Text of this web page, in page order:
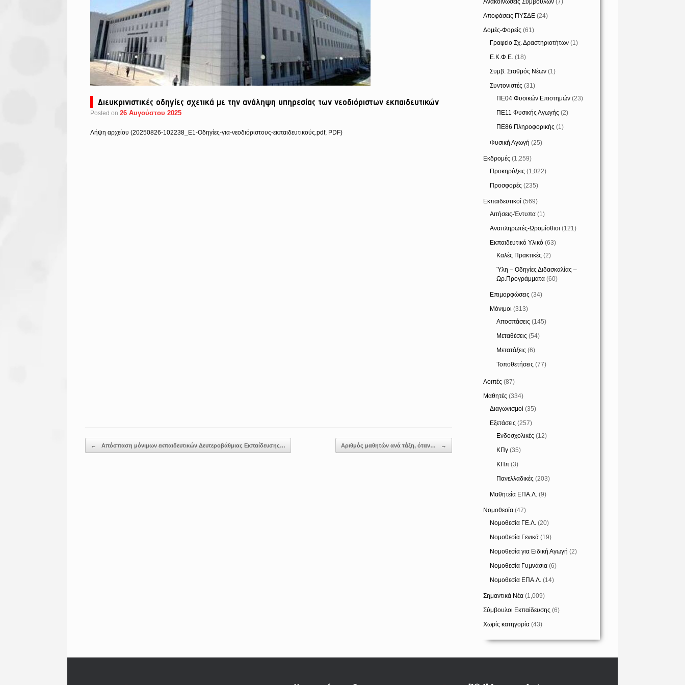
Διευκρινιστικές οδηγίες σχετικά με την ανάληψη υπηρεσίας των νεοδιόριστων εκπαιδευτικών
Posted on 26 Αυγούστου 2025
Λήψη αρχείου (20250826-102238_Ε1-Οδηγίες-για-νεοδιόριστους-εκπαιδευτικούς.pdf, PDF)
Post navigation
← Απόσπαση μόνιμων εκπαιδευτικών Δευτεροβάθμιας Εκπαίδευσης… Αριθμός μαθητών ανά τάξη, όταν… →
Ανακοινώσεις Συμβούλων (7)
Αποφάσεις ΠΥΣΔΕ (24)
Δομές-Φορείς (61)
Γραφείο Σχ. Δραστηριοτήτων (1)
Ε.Κ.Φ.Ε. (18)
Συμβ. Σταθμός Νέων (1)
Συντονιστές (31)
ΠΕ04 Φυσικών Επιστημών (23)
ΠΕ11 Φυσικής Αγωγής (2)
ΠΕ86 Πληροφορικής (1)
Φυσική Αγωγή (25)
Εκδρομές (1,259)
Προκηρύξεις (1,022)
Προσφορές (235)
Εκπαιδευτικοί (569)
Αιτήσεις-Έντυπα (1)
Αναπληρωτές-Ωρομίσθιοι (121)
Εκπαιδευτικό Υλικό (63)
Καλές Πρακτικές (2)
Ύλη – Οδηγίες Διδασκαλίας –
Ωρ.Προγράμματα (60)
Επιμορφώσεις (34)
Μόνιμοι (313)
Αποσπάσεις (145)
Μεταθέσεις (54)
Μετατάξεις (6)
Τοποθετήσεις (77)
Λοιπές (87)
Μαθητές (334)
Διαγωνισμοί (35)
Εξετάσεις (257)
Ενδοσχολικές (12)
ΚΠγ (35)
ΚΠπ (3)
Πανελλαδικές (203)
Μαθητεία ΕΠΑ.Λ. (9)
Νομοθεσία (47)
Νομοθεσία ΓΕ.Λ. (20)
Νομοθεσία Γενικά (19)
Νομοθεσία για Ειδική Αγωγή (2)
Νομοθεσία Γυμνάσια (6)
Νομοθεσία ΕΠΑ.Λ. (14)
Σημαντικά Νέα (1,009)
Σύμβουλοι Εκπαίδευσης (6)
Χωρίς κατηγορία (43)